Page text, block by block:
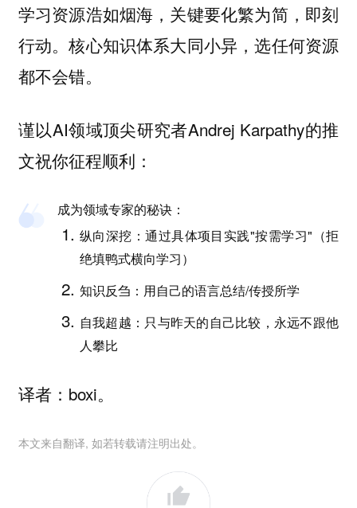
学习资源浩如烟海，关键要化繁为简，即刻
行动。核心知识体系大同小异，选任何资源
都不会错。
谨以AI领域顶尖研究者Andrej Karpathy的推
文祝你征程顺利：
成为领域专家的秘诀：
纵向深挖：通过具体项目实践"按需学习"（拒
绝填鸭式横向学习）
知识反刍：用自己的语言总结/传授所学
自我超越：只与昨天的自己比较，永远不跟他
人攀比
译者：boxi。
本文来自翻译, 如若转载请注明出处。